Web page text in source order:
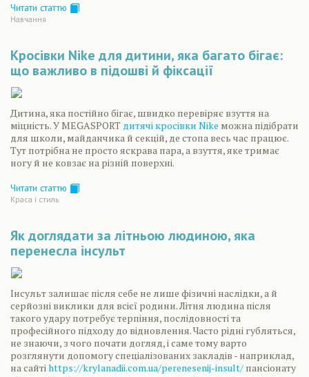
Читати статтю
Навчання
Кросівки Nike для дитини, яка багато бігає:
що важливо в підошві й фіксації
Дитина, яка постійно бігає, швидко перевіряє взуття на
міцність. У MEGASPORT дитячі кросівки Nike можна підібрати
для школи, майданчика й секцій, де стопа весь час працює.
Тут потрібна не просто яскрава пара, а взуття, яке тримає
ногу й не ковзає на різній поверхні.
Читати статтю
Краса і стиль
Як доглядати за літньою людиною, яка
перенесла інсульт
Інсульт залишає після себе не лише фізичні наслідки, а й
серйозні виклики для всієї родини. Літня людина після
такого удару потребує терпіння, послідовності та
професійного підходу до відновлення. Часто рідні губляться,
не знаючи, з чого почати догляд, і саме тому варто
розглянути допомогу спеціалізованих закладів - наприклад,
на сайтіhttps://krylanadii.com.ua/perenesenij-insult/ пансіонату